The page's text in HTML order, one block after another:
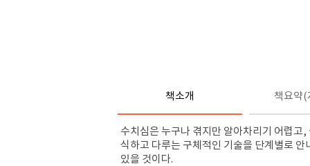
책소개 책요약(
수치심은 누구나 겪지만 알아차리기 어렵고,
식하고 다루는 구체적인 기술을 단계별로 안
있을 것이다.